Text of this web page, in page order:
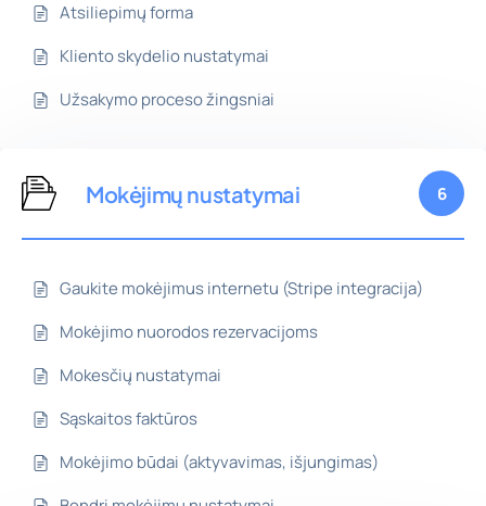
Atsiliepimų forma
Kliento skydelio nustatymai
Užsakymo proceso žingsniai
Mokėjimų nustatymai 6
Gaukite mokėjimus internetu (Stripe integracija)
Mokėjimo nuorodos rezervacijoms
Mokesčių nustatymai
Sąskaitos faktūros
Mokėjimo būdai (aktyvavimas, išjungimas)